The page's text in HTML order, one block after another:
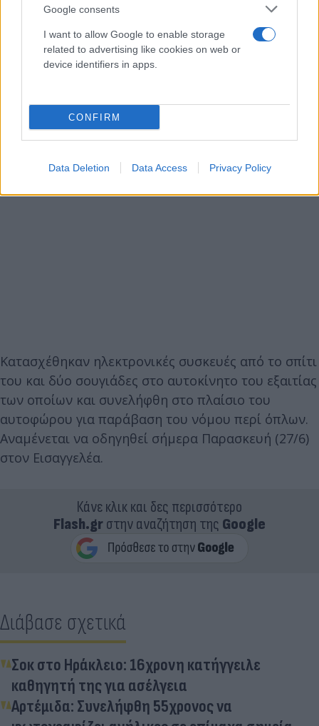
Google consents
I want to allow Google to enable storage
related to advertising like cookies on web or
device identifiers in apps.
CONFIRM
Data Deletion Data Access Privacy Policy
Κατασχέθηκαν ηλεκτρονικές συσκευές από το σπίτι
του και δύο σουγιάδες στο αυτοκίνητο του εξαιτίας
των οποίων και συνελήφθη στο πλαίσιο του
αυτοφώρου για παράβαση του νόμου περί όπλων.
Αναμένεται να οδηγηθεί σήμερα Παρασκευή (27/6)
στον Εισαγγελέα.
Κάνε κλικ και δες περισσότερο
Flash.grστην αναζήτηση της Google
Διάβασε σχετικά
Σοκ στο Ηράκλειο: 16χρονη κατήγγειλε
καθηγητή της για ασέλγεια
Αρτέμιδα: Συνελήφθη 55χρονος να